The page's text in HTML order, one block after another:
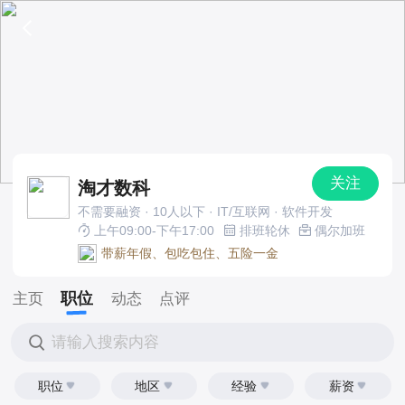
淘才数科 关注
不需要融资 · 10人以下 · IT/互联网 · 软件开发
上午09:00-下午17:00
排班轮休
偶尔加班
带薪年假、包吃包住、五险一金
主页 职位 动态 点评
请输入搜索内容
职位 地区 经验 薪资